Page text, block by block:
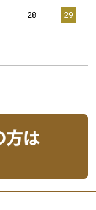
28 29